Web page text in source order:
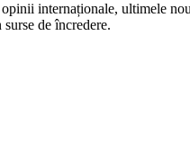
internaționale, ultimele
de încredere.